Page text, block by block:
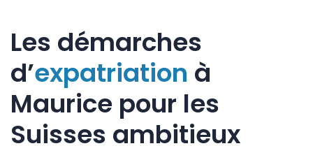
Les démarches
d’expatriation à
Maurice pour les
Suisses ambitieux